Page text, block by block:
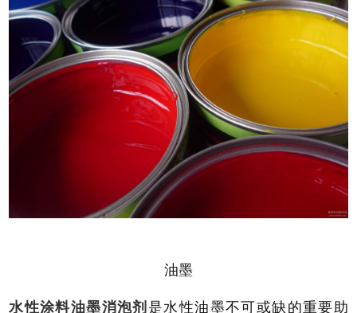
油墨
水性涂料油墨消泡剂 是水性油墨不可或缺的重要助